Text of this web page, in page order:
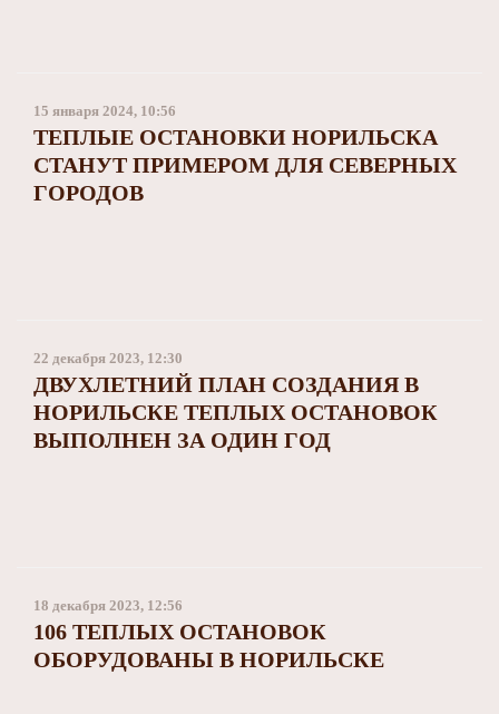
15 января 2024, 10:56
ТЕПЛЫЕ ОСТАНОВКИ НОРИЛЬСКА
СТАНУТ ПРИМЕРОМ ДЛЯ СЕВЕРНЫХ
ГОРОДОВ
22 декабря 2023, 12:30
ДВУХЛЕТНИЙ ПЛАН СОЗДАНИЯ В
НОРИЛЬСКЕ ТЕПЛЫХ ОСТАНОВОК
ВЫПОЛНЕН ЗА ОДИН ГОД
18 декабря 2023, 12:56
106 ТЕПЛЫХ ОСТАНОВОК
ОБОРУДОВАНЫ В НОРИЛЬСКЕ